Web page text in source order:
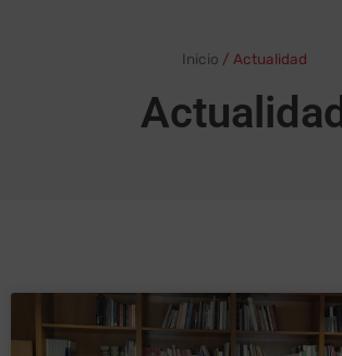
Inicio / Actualidad
Actualidad